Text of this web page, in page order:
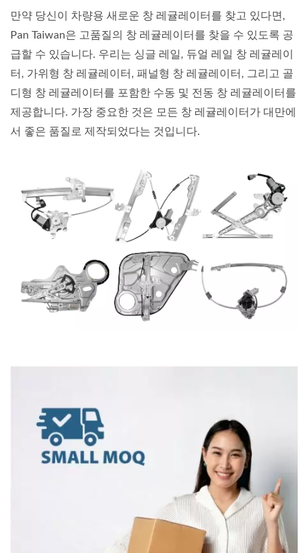
만약 당신이 차량용 새로운 창 레귤레이터를 찾고 있다면,
Pan Taiwan은 고품질의 창 레귤레이터를 찾을 수 있도록 공
급할 수 있습니다. 우리는 싱글 레일, 듀얼 레일 창 레귤레이
터, 가위형 창 레귤레이터, 패널형 창 레귤레이터, 그리고 골
디형 창 레귤레이터를 포함한 수동 및 전동 창 레귤레이터를
제공합니다. 가장 중요한 것은 모든 창 레귤레이터가 대만에
서 좋은 품질로 제작되었다는 것입니다.